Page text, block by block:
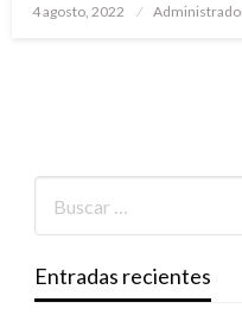
Publicado
4 agosto, 2022
Entradas recientes